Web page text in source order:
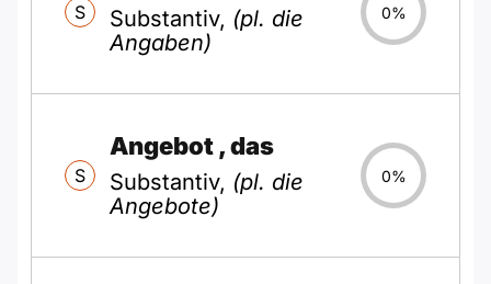
S Substantiv, (pl. die
Angaben)
0%
S
Angebot , das
Substantiv, (pl. die
Angebote)
0%